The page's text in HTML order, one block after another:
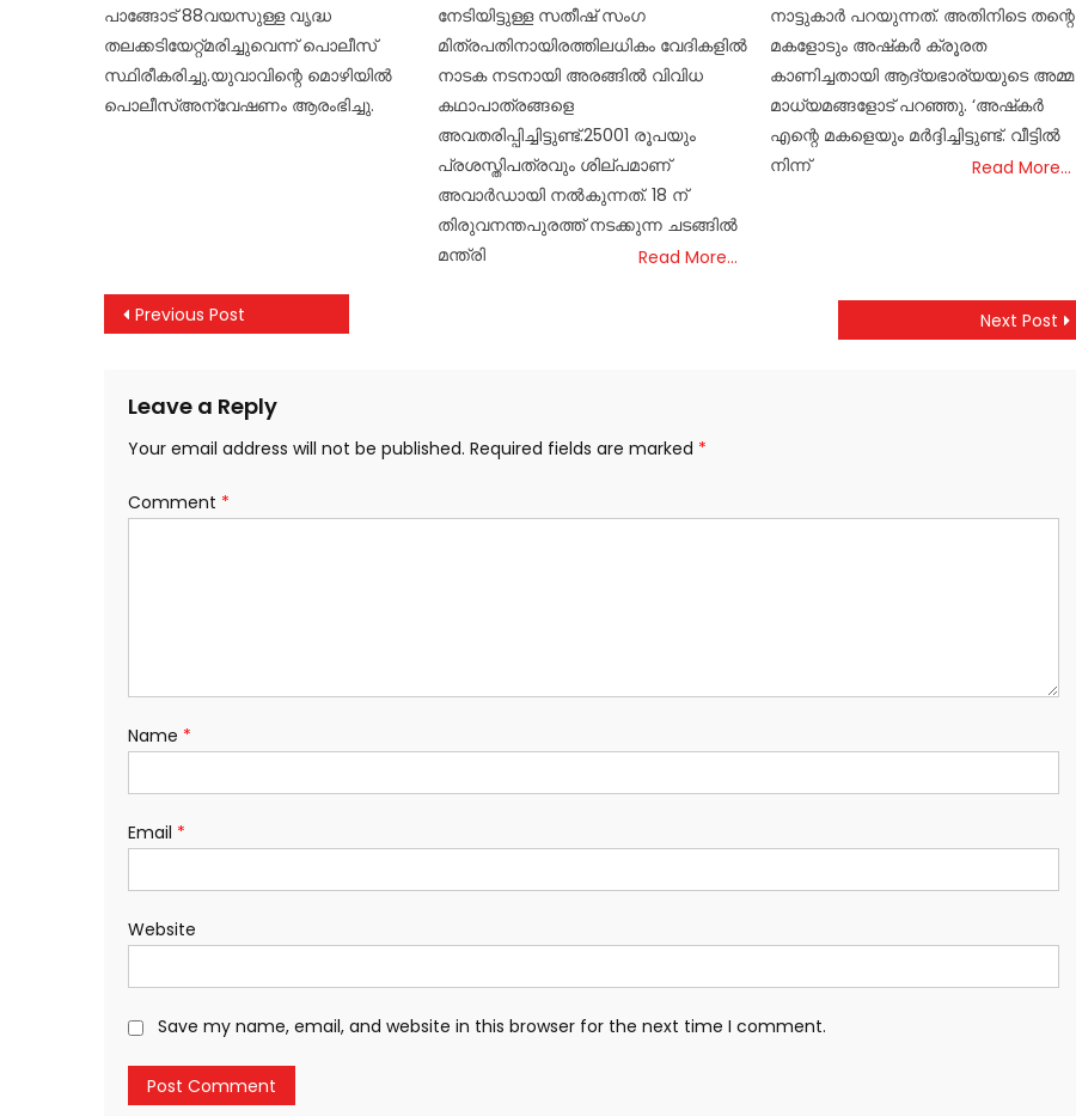
പാങ്ങോട് 88വയസുള്ള വൃദ്ധ
തലക്കടിയേറ്റ്മരിച്ചുവെന്ന് പൊലീസ്
സ്ഥിരീകരിച്ചു.യുവാവിന്റെ മൊഴിയിൽ
പൊലീസ്അന്വേഷണം ആരംഭിച്ചു.
നേടിയിട്ടുള്ള സതീഷ് സംഗ
മിത്രപതിനായിരത്തിലധികം വേദികളിൽ
നാടക നടനായി അരങ്ങിൽ വിവിധ
കഥാപാത്രങ്ങളെ
അവതരിപ്പിച്ചിട്ടുണ്ട്.25001 രൂപയും
പ്രശസ്തിപത്രവും ശില്പമാണ്
അവാർഡായി നൽകുന്നത്. 18 ന്
തിരുവനന്തപുരത്ത് നടക്കുന്ന ചടങ്ങിൽ
മന്ത്രി
Read More…
നാട്ടുകാര്‍ പറയുന്നത്. അതിനിടെ തന്റെ
മകളോടും അഷ്‌കര്‍ ക്രൂരത
കാണിച്ചതായി ആദ്യഭാര്യയുടെ അമ്മ
മാധ്യമങ്ങളോട് പറഞ്ഞു. ‘അഷ്‌കര്‍
എന്റെ മകളെയും മര്‍ദ്ദിച്ചിട്ടുണ്ട്. വീട്ടില്‍
നിന്ന്
Read More…
Post
Previous Post Next Post
Leave a Reply
Your email address will not be published. Required fields are marked *
Comment *
Name *
Email *
Website
Save my name, email, and website in this browser for the next time I comment.